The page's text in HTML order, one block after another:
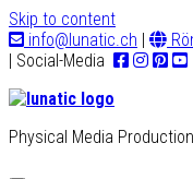
Skip to content
info@lunatic.ch |
| Social-Media
Physical Media Production